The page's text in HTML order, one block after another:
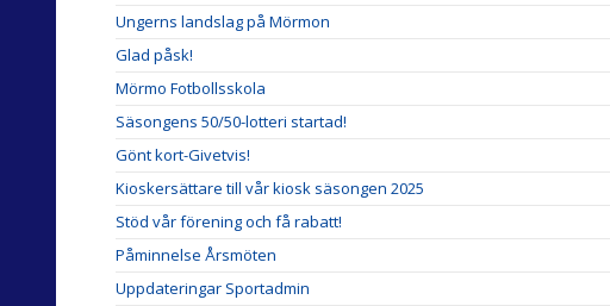
Ungerns landslag på Mörmon
Glad påsk!
Mörmo Fotbollsskola
Säsongens 50/50-lotteri startad!
Gönt kort-Givetvis!
Kioskersättare till vår kiosk säsongen 2025
Stöd vår förening och få rabatt!
Påminnelse Årsmöten
Uppdateringar Sportadmin